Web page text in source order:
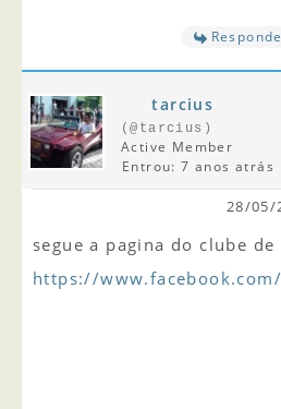
tarcius
(@tarcius)
Active Member
Entrou: 7 anos atrás
28/05/
segue a pagina do clube de
https://